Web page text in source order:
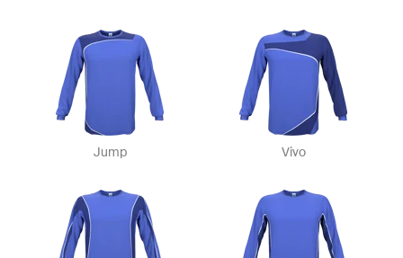
Jump Vivo